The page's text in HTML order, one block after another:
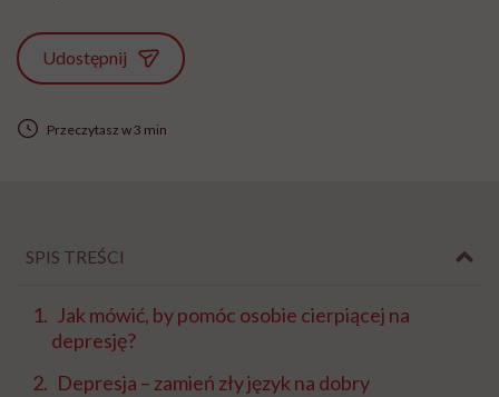
Udostępnij
Przeczytasz w 3 min
SPIS TREŚCI
Jak mówić, by pomóc osobie cierpiącej na
depresję?
Depresja – zamień zły język na dobry